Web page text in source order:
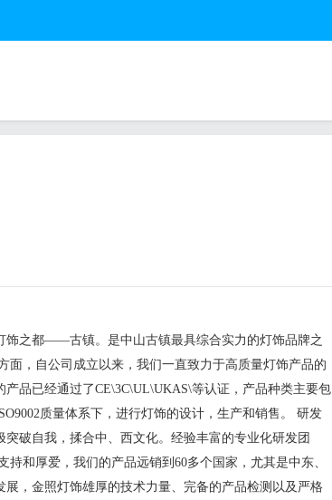
饰之都――古镇。是中山古镇最具综合实力的灯饰品牌之
面，自公司成立以来，我们一直致力于高质量灯饰产品的
品已经通过了CE\3C\UL\UKAS\等认证，产品种类主要包
质量体系下，进行灯饰的设计，生产和销售。 研发
破自我，揉合中、西文化。经验丰富的专业化研发团
和厚爱，我们的产品远销到60多个国家，尤其是中东、
，金照灯饰雄厚的技术力量、完备的产品检测以及严格